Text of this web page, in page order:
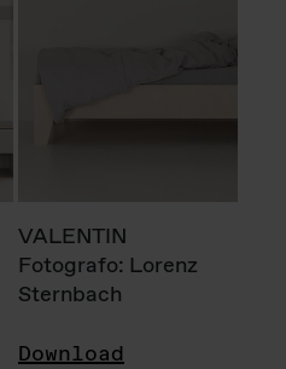
VALENTIN
Fotografo: Lorenz
Sternbach
Download